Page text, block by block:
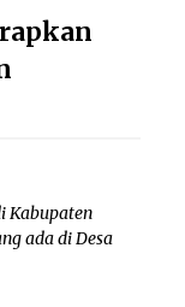
Efektif untuk
Pejabat
Kabupaten
ada di Desa